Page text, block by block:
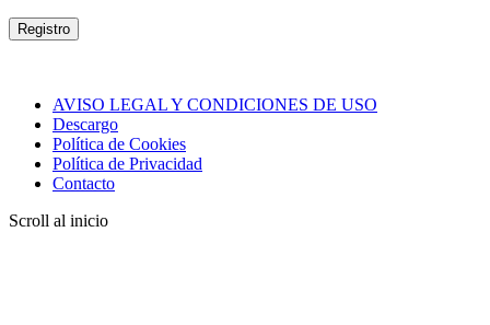
AVISO LEGAL Y CONDICIONES DE USO
Descargo
Política de Cookies
Política de Privacidad
Contacto
Scroll al inicio